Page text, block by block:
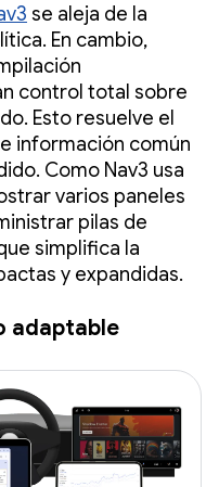
se aleja de la
En cambio,
control total sobre
Esto resuelve el
información común
Como Nav3 usa
varios paneles
pilas de
simplifica la
y expandidas.
adaptable